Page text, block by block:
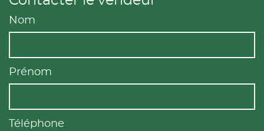
Nom
Prénom
Téléphone